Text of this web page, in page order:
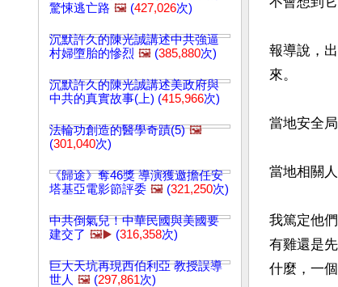
驚悚逃亡路 🖼️ (427,026次)
沉默許久的陳光誠講述中共強逼
村婦墮胎的慘烈 🖼️ (385,880次)
沉默許久的陳光誠講述美政府與
中共的真實故事(上) (415,966次)
法輪功創造的醫學奇蹟(5) 🖼️
(301,040次)
《歸途》奪46獎 導演獲邀擔任安
塔基亞電影節評委 🖼️ (321,250次)
中共倒氣兒！中華民國與美國要
建交了 🖼️▶️ (316,358次)
巨大天坑再現西伯利亞 教授誤導
世人 🖼️ (297,861次)
報導說，
來。
當地安全
當地相關
我篤定他
有雞還是
什麼，一